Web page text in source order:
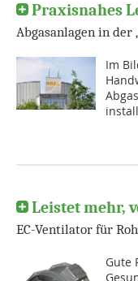
Praxisnahes
Abgasanlagen in der
Im
Leistet mehr,
EC-Ventilator für
Gute